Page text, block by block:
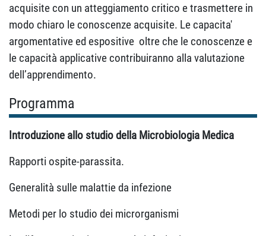
acquisite con un atteggiamento critico e trasmettere in
modo chiaro le conoscenze acquisite. Le capacita'
argomentative ed espositive oltre che le conoscenze e
le capacità applicative contribuiranno alla valutazione
dell’apprendimento.
Programma
Introduzione allo studio della Microbiologia Medica
Rapporti ospite-parassita.
Generalità sulle malattie da infezione
Metodi per lo studio dei microrganismi